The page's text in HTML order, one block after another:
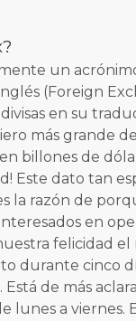
un
(Foreign
en su
más grande
billones de
Este dato tan
la razón de
en
felicidad
durante cinco
Está de más
lunes a viernes.